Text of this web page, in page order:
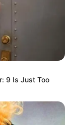
Mercado
funciona
2021
de Curitiba
de 2020
9 Is Just Too